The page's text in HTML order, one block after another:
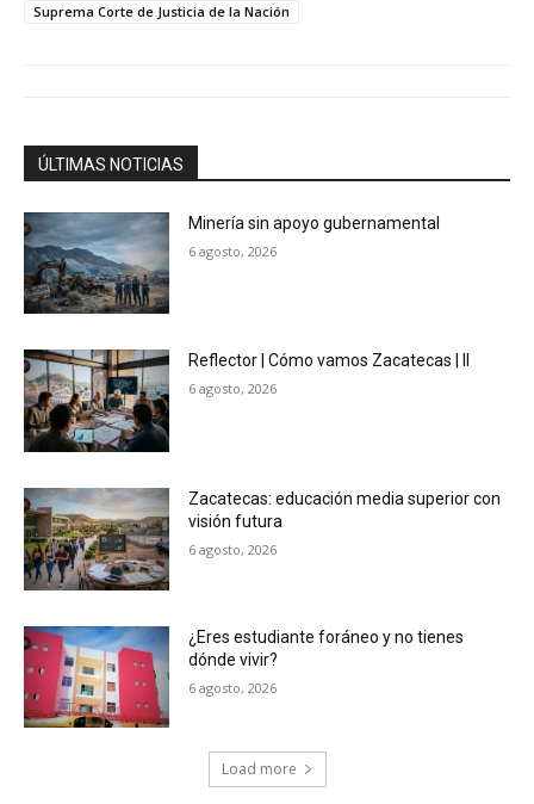
Suprema Corte de Justicia de la Nación
ÚLTIMAS NOTICIAS
Minería sin apoyo gubernamental
6 agosto, 2026
Reflector | Cómo vamos Zacatecas | II
6 agosto, 2026
Zacatecas: educación media superior con
visión futura
6 agosto, 2026
¿Eres estudiante foráneo y no tienes
dónde vivir?
6 agosto, 2026
Load more